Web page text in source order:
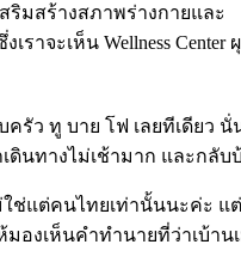
มสร้างสภาพร่างกายและ
จะเห็น Wellness Center
รัว ทู บาย โฟ เลยทีเดียว
ดินทางไม่เช้ามาก และกลั
แต่คนไทยเท่านั้นนะค่ะ
องเห็นคำทำนายที่ว่าเบ้า